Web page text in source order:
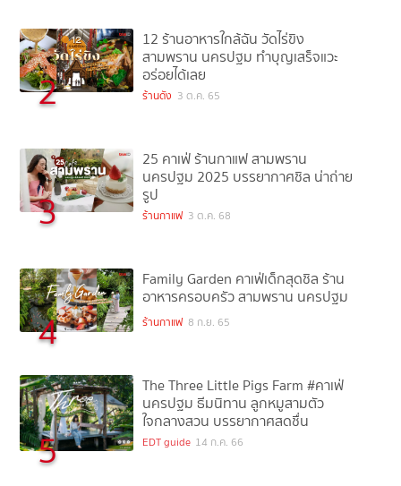
2
12 ร้านอาหารใกล้ฉัน วัดไร่ขิง
สามพราน นครปฐม ทำบุญเสร็จแวะ
อร่อยได้เลย
ร้านดัง 3 ต.ค. 65
3
25 คาเฟ่ ร้านกาแฟ สามพราน
นครปฐม 2025 บรรยากาศชิล น่าถ่าย
รูป
ร้านกาแฟ 3 ต.ค. 68
4
Family Garden คาเฟ่เด็กสุดชิล ร้าน
อาหารครอบครัว สามพราน นครปฐม
ร้านกาแฟ 8 ก.ย. 65
5
The Three Little Pigs Farm #คาเฟ่
นครปฐม ธีมนิทาน ลูกหมูสามตัว
ใจกลางสวน บรรยากาศสดชื่น
EDT guide 14 ก.ค. 66